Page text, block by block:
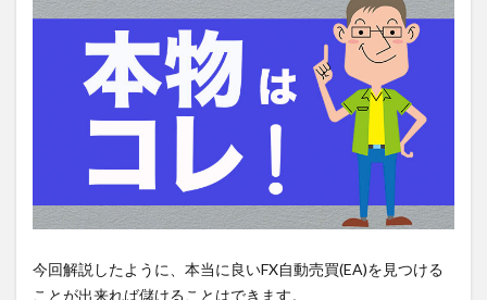
今回解説したように、本当に良いFX自動売買(EA)を見つける
ことが出来れば儲けることはできます。